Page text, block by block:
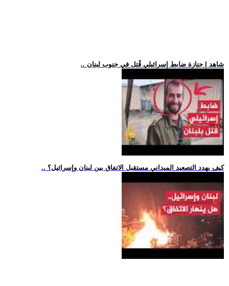
.. شاهد | جنازة ضابط إسرائيلي قُتل في جنوب لبنان
.. كيف يهدد التصعيد الميداني مستقبل الاتفاق بين لبنان وإسرائيل؟